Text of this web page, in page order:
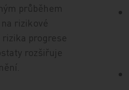
průběhem
rizikové
progrese
rozšiřuje